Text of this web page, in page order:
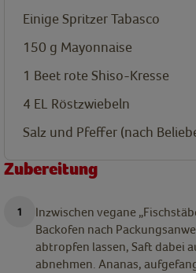
Einige Spritzer Tabasco
150 g Mayonnaise
1 Beet rote Shiso-Kresse
4 EL Röstzwiebeln
Salz und Pfeffer (nach
Zubereitung
Inzwischen vegane
Backofen nach
abtropfen lassen, Saft dabei
abnehmen. Ananas,